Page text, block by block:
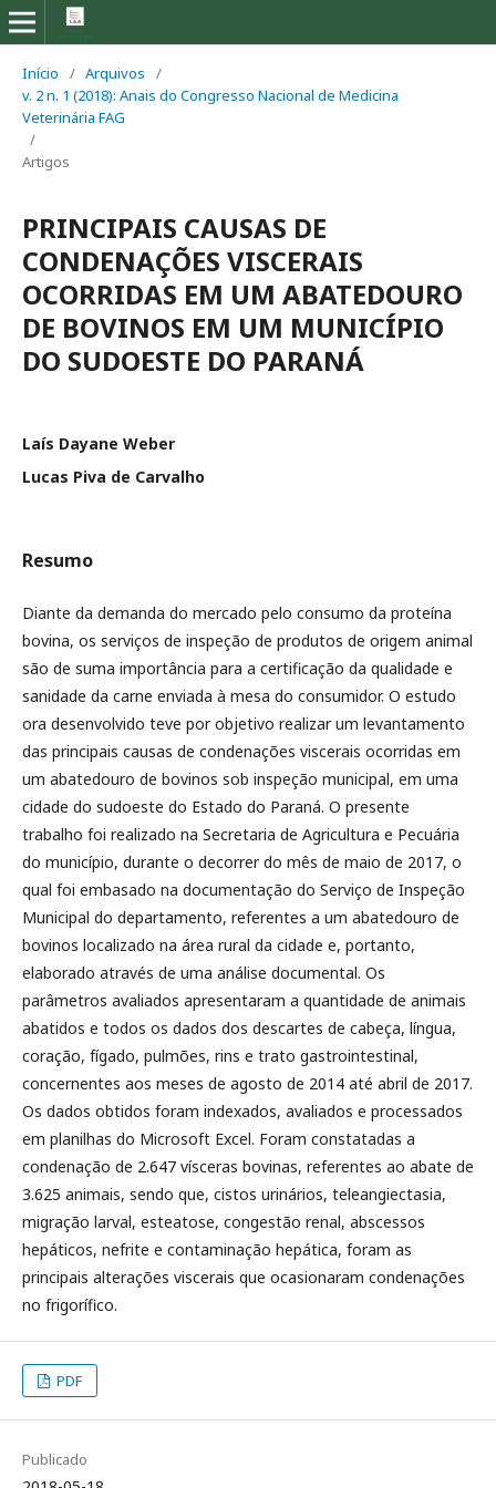
Início / Arquivos
/
v. 2 n. 1 (2018): Anais do Congresso Nacional de Medicina
Veterinária FAG
/
Artigos
PRINCIPAIS CAUSAS DE
CONDENAÇÕES VISCERAIS
OCORRIDAS EM UM ABATEDOURO
DE BOVINOS EM UM MUNICÍPIO
DO SUDOESTE DO PARANÁ
Laís Dayane Weber
Lucas Piva de Carvalho
Resumo
Diante da demanda do mercado pelo consumo da proteína
bovina, os serviços de inspeção de produtos de origem animal
são de suma importância para a certificação da qualidade e
sanidade da carne enviada à mesa do consumidor. O estudo
ora desenvolvido teve por objetivo realizar um levantamento
das principais causas de condenações viscerais ocorridas em
um abatedouro de bovinos sob inspeção municipal, em uma
cidade do sudoeste do Estado do Paraná. O presente
trabalho foi realizado na Secretaria de Agricultura e Pecuária
do município, durante o decorrer do mês de maio de 2017, o
qual foi embasado na documentação do Serviço de Inspeção
Municipal do departamento, referentes a um abatedouro de
bovinos localizado na área rural da cidade e, portanto,
elaborado através de uma análise documental. Os
parâmetros avaliados apresentaram a quantidade de animais
abatidos e todos os dados dos descartes de cabeça, língua,
coração, fígado, pulmões, rins e trato gastrointestinal,
concernentes aos meses de agosto de 2014 até abril de 2017.
Os dados obtidos foram indexados, avaliados e processados
em planilhas do Microsoft Excel. Foram constatadas a
condenação de 2.647 vísceras bovinas, referentes ao abate de
3.625 animais, sendo que, cistos urinários, teleangiectasia,
migração larval, esteatose, congestão renal, abscessos
hepáticos, nefrite e contaminação hepática, foram as
principais alterações viscerais que ocasionaram condenações
no frigorífico.
PDF
Publicado